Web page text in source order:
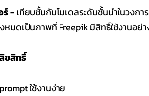
ร์ - เทียบชั้นกับโมเดลระดับชั้นนำในวงกา
หมดเป็นภาพที่ Freepik มีสิทธิ์ใช้งานอย่
ขสิทธิ์
ใช้งานง่าย